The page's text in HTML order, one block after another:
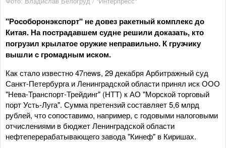
"Рособоронэкспорт" не довез ракетный комплекс до
Китая. На пострадавшем судне решили доказать, кто
погрузил крылатое оружие неправильно. К грузчику
вышли с громадным иском.
Как стало известно 47news, 29 декабря Арбитражный суд
Санкт-Петербурга и Ленинградской области принял иск ООО
"Нева-Транспорт-Трейдинг" (НТТ) к АО "Морской торговый
порт Усть-Луга". Сумма претензий составляет 5,6 млрд
рублей, что сопоставимо, например, с годовыми налоговыми
отчислениями в бюджет Ленинградской области
нефтеперерабатывающего завода "Кинеф" в Киришах.